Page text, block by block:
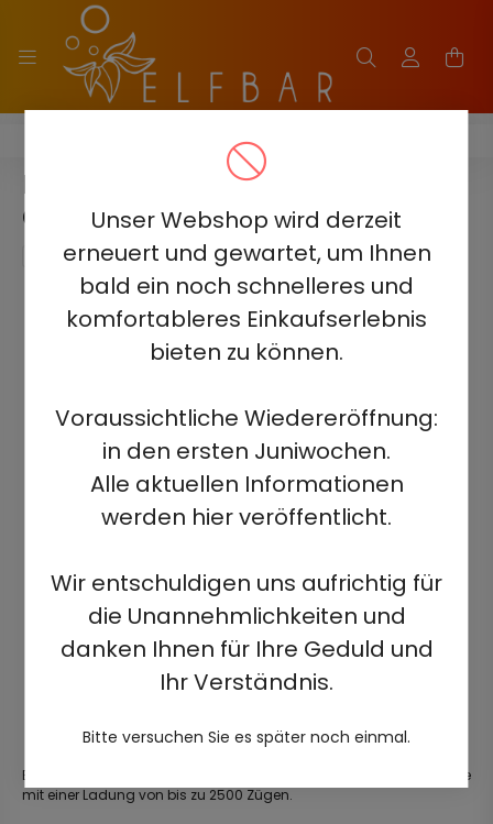
Unser Webshop wird derzeit
erneuert und gewartet, um Ihnen
bald ein noch schnelleres und
komfortableres Einkaufserlebnis
bieten zu können.
Voraussichtliche Wiedereröffnung:
in den ersten Juniwochen.
Alle aktuellen Informationen
werden hier veröffentlicht.
Wir entschuldigen uns aufrichtig für
die Unannehmlichkeiten und
danken Ihnen für Ihre Geduld und
Ihr Verständnis.
Bitte versuchen Sie es später noch einmal.
ELF BAR 2500 - 2%
ELF BAR 2500 - PEACH MANGO
GUAVA 2%
Elegante, gebrauchsfertige, vorgefüllte elektrische Einweg-Zigarette
mit einer Ladung von bis zu 2500 Zügen.